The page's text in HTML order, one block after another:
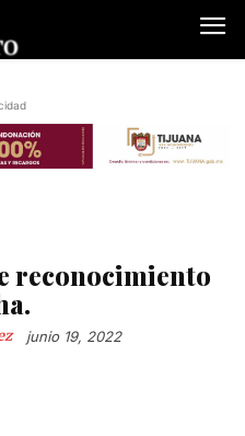
reconocimiento
junio 19, 2022